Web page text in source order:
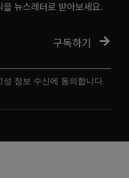
뉴스레터로 받아보세요.
구독하기
정보 수신에 동의합니다.